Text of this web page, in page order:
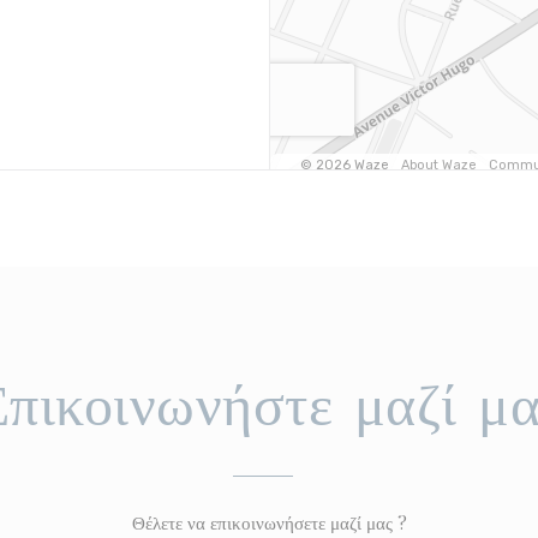
μαζί
Θέλετε να επικοινωνήσετε μαζί μας ?